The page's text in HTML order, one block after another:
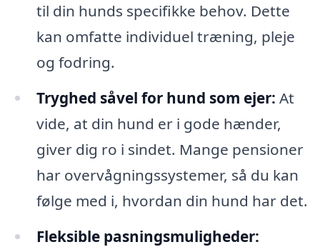
til din hunds specifikke behov. Dette
kan omfatte individuel træning, pleje
og fodring.
Tryghed såvel for hund som ejer: At
vide, at din hund er i gode hænder,
giver dig ro i sindet. Mange pensioner
har overvågningssystemer, så du kan
følge med i, hvordan din hund har det.
Fleksible pasningsmuligheder: